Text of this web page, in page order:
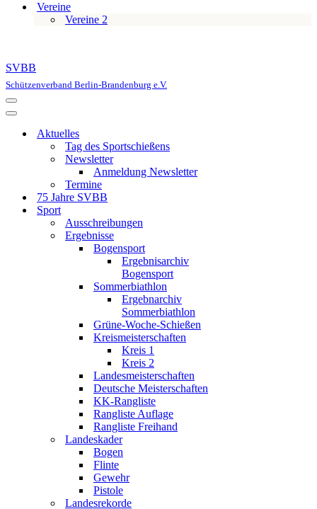
Vereine
Vereine 2
SVBB
Schützenverband Berlin-Brandenburg e.V.
Navigationsmenü
Navigationsmenü
Aktuelles
Tag des Sportschießens
Newsletter
Anmeldung Newsletter
Termine
75 Jahre SVBB
Sport
Ausschreibungen
Ergebnisse
Bogensport
Ergebnisarchiv
Bogensport
Sommerbiathlon
Ergebnarchiv
Sommerbiathlon
Grüne-Woche-Schießen
Kreismeisterschaften
Kreis 1
Kreis 2
Landesmeisterschaften
Deutsche Meisterschaften
KK-Rangliste
Rangliste Auflage
Rangliste Freihand
Landeskader
Bogen
Flinte
Gewehr
Pistole
Landesrekorde